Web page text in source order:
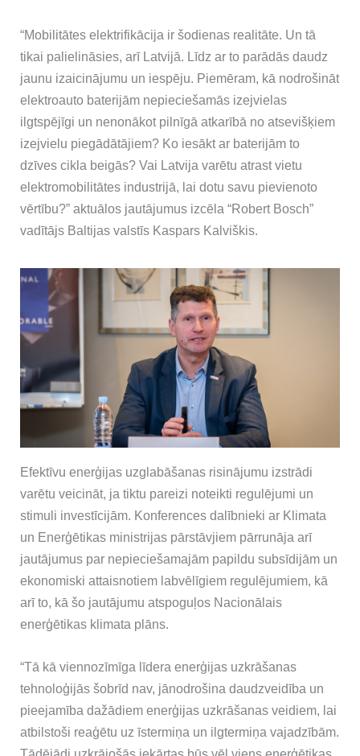
“Mobilitātes elektrifikācija ir šodienas realitāte. Un tā
tikai palielināsies, arī Latvijā. Līdz ar to parādās daudz
jaunu izaicinājumu un iespēju. Piemēram, kā nodrošināt
elektroauto baterijām nepieciešamās izejvielas
ilgtspējīgi un nenonākot pilnīgā atkarībā no atsevišķiem
izejvielu piegādātājiem? Ko iesākt ar baterijām to
dzīves cikla beigās? Vai Latvija varētu atrast vietu
elektromobilitātes industrijā, lai dotu savu pievienoto
vērtību?” aktuālos jautājumus izcēla “Robert Bosch”
vadītājs Baltijas valstīs Kaspars Kalviškis.
Efektīvu enerģijas uzglabāšanas risinājumu izstrādi
varētu veicināt, ja tiktu pareizi noteikti regulējumi un
stimuli investīcijām. Konferences dalībnieki ar Klimata
un Enerģētikas ministrijas pārstāvjiem pārrunāja arī
jautājumus par nepieciešamajām papildu subsīdijām un
ekonomiski attaisnotiem labvēlīgiem regulējumiem, kā
arī to, kā šo jautājumu atspoguļos Nacionālais
enerģētikas klimata plāns.
“Tā kā viennozīmīga līdera enerģijas uzkrāšanas
tehnoloģijās šobrīd nav, jānodrošina daudzveidība un
pieejamība dažādiem enerģijas uzkrāšanas veidiem, lai
atbilstoši reaģētu uz īstermiņa un ilgtermiņa vajadzībām.